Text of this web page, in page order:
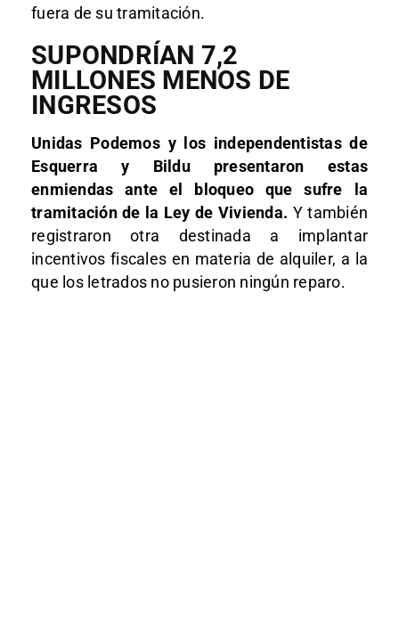
fuera de su tramitación.
SUPONDRÍAN 7,2
MILLONES MENOS DE
INGRESOS
Unidas Podemos y los independentistas de
Esquerra y Bildu presentaron estas
enmiendas ante el bloqueo que sufre la
tramitación de la Ley de Vivienda. Y también
registraron otra destinada a implantar
incentivos fiscales en materia de alquiler, a la
que los letrados no pusieron ningún reparo.